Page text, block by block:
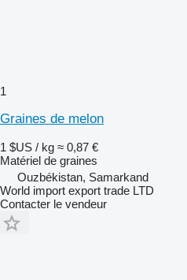
1
Graines de melon
1 $US / kg ≈ 0,87 €
Matériel de graines
Ouzbékistan, Samarkand
World import export trade LTD
Contacter le vendeur